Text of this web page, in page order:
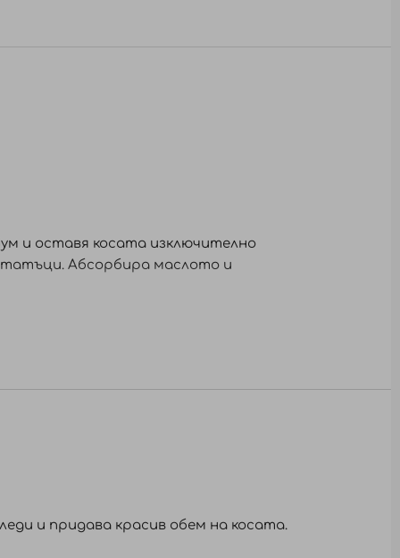
и оставя косата изключително
Абсорбира маслото и
и придава красив обем на косата.